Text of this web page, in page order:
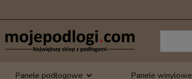
Panele podłogowe Panele winylowe